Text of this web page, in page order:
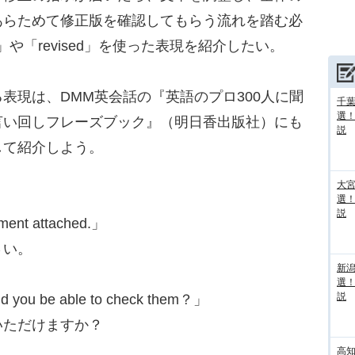
ためて修正版を確認してもらう流れを踏む必
「revised」を使った表現を紹介したい。
現は、DMM英会話の『英語のプロ300人に聞
しフレーズブック』（明日香出版社）にも
紹介しよう。
attached.」
。
be able to check them？」
だけますか？
千
選
説
大
選
説
新
選
説
高